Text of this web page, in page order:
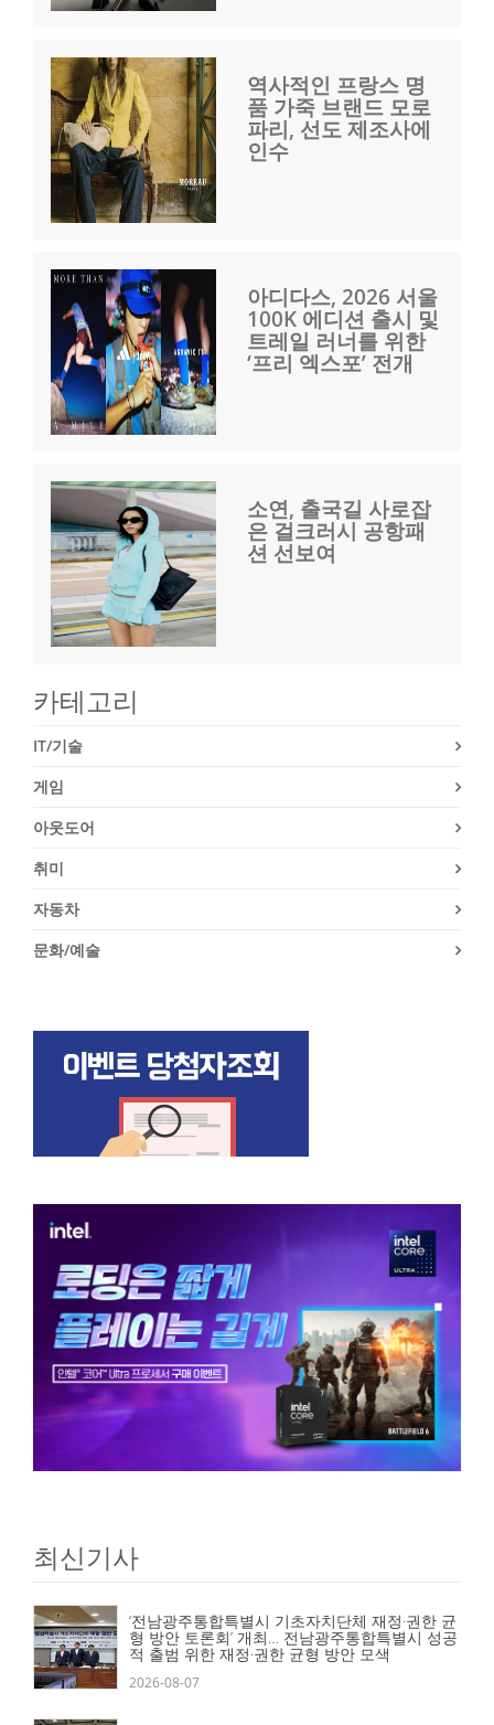
역사적인 프랑스 명
품 가죽 브랜드 모로
파리, 선도 제조사에
인수
아디다스, 2026 서울
100K 에디션 출시 및
트레일 러너를 위한
‘프리 엑스포’ 전개
소연, 출국길 사로잡
은 걸크러시 공항패
션 선보여
카테고리
IT/기술
게임
아웃도어
취미
자동차
문화/예술
최신기사
‘전남광주통합특별시 기초자치단체 재정·권한 균
형 방안 토론회’ 개최… 전남광주통합특별시 성공
적 출범 위한 재정·권한 균형 방안 모색
2026-08-07